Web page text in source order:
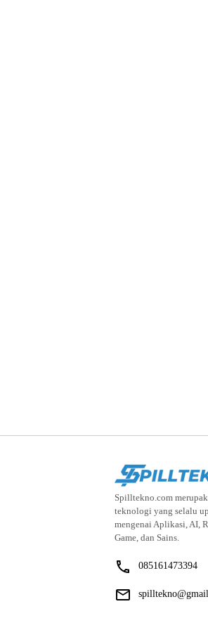
Spilltekno.com
teknologi yang selalu
mengenai Aplikasi, AI,
Game, dan Sains.
085161473394